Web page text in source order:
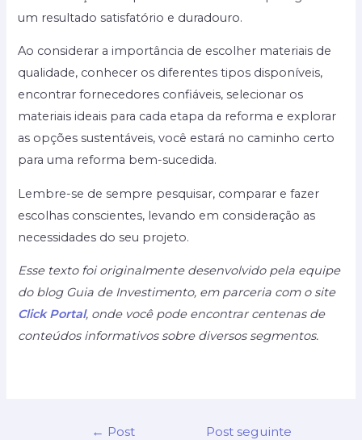
um resultado satisfatório e duradouro.
Ao considerar a importância de escolher materiais de
qualidade, conhecer os diferentes tipos disponíveis,
encontrar fornecedores confiáveis, selecionar os
materiais ideais para cada etapa da reforma e explorar
as opções sustentáveis, você estará no caminho certo
para uma reforma bem-sucedida.
Lembre-se de sempre pesquisar, comparar e fazer
escolhas conscientes, levando em consideração as
necessidades do seu projeto.
Esse texto foi originalmente desenvolvido pela equipe
do blog Guia de Investimento, em parceria com o site
Click Portal, onde você pode encontrar centenas de
conteúdos informativos sobre diversos segmentos.
Navegação
← Post
Post seguinte